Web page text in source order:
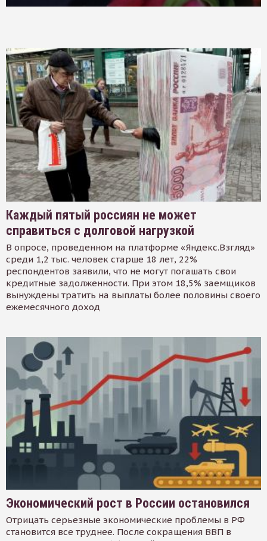
Каждый пятый россиян не может
справиться с долговой нагрузкой
В опросе, проведенном на платформе «Яндекс.Взгляд»
среди 1,2 тыс. человек старше 18 лет, 22%
респондентов заявили, что не могут погашать свои
кредитные задолженности. При этом 18,5% заемщиков
вынуждены тратить на выплаты более половины своего
ежемесячного доход
Экономический рост в России остановился
Отрицать серьезные экономические проблемы в РФ
становится все труднее. После сокращения ВВП в